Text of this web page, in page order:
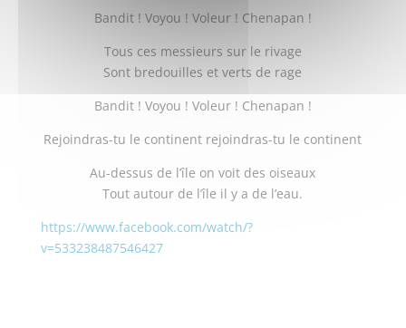
Bandit ! Voyou ! Voleur ! Chenapan !
Tous ces messieurs sur le rivage
Sont bredouilles et verts de rage
Bandit ! Voyou ! Voleur ! Chenapan !
Rejoindras-tu le continent rejoindras-tu le continent
Au-dessus de l’île on voit des oiseaux
Tout autour de l’île il y a de l’eau.
https://www.facebook.com/watch/?
v=533238487546427